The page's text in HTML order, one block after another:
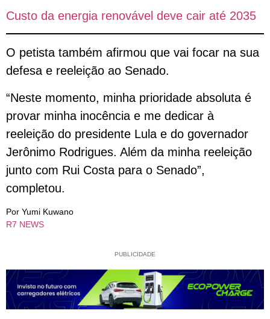
Custo da energia renovável deve cair até 2035
O petista também afirmou que vai focar na sua
defesa e reeleição ao Senado.
“Neste momento, minha prioridade absoluta é
provar minha inocência e me dedicar à
reeleição do presidente Lula e do governador
Jerônimo Rodrigues. Além da minha reeleição
junto com Rui Costa para o Senado”,
completou.
Por Yumi Kuwano
R7 NEWS
PUBLICIDADE